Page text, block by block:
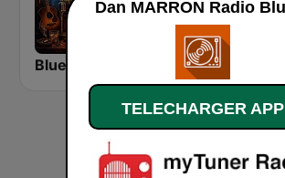
TELECHARGER APP